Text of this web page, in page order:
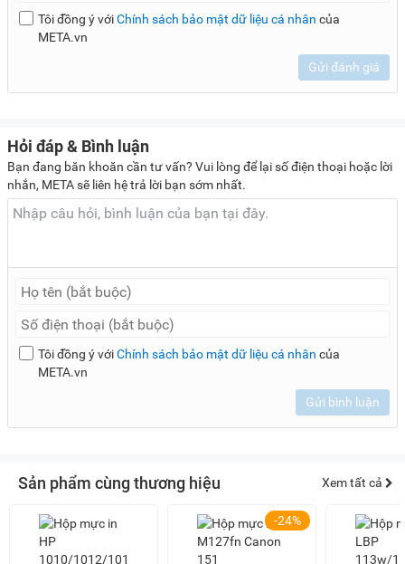
Tôi đồng ý vớiChính sách bảo mật dữ liệu cá nhân của
META.vn
Gửi đánh giá
Hỏi đáp & Bình luận
Bạn đang băn khoăn cần tư vấn? Vui lòng để lại số điện thoại hoặc lời
nhắn, META sẽ liên hệ trả lời bạn sớm nhất.
Tôi đồng ý vớiChính sách bảo mật dữ liệu cá nhân của
META.vn
Gửi bình luận
Sản phẩm cùng thương hiệu Xem tất cả
-24%